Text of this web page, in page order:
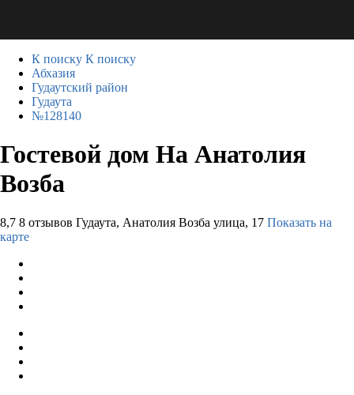
К поиску К поиску
Абхазия
Гудаутский район
Гудаута
№128140
Гостевой дом На Анатолия
Возба
8,7 8 отзывов Гудаута, Анатолия Возба улица, 17 Показать на
карте